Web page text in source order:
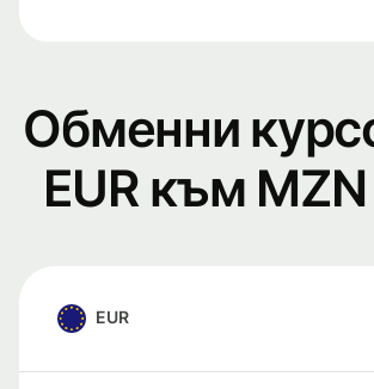
Обменни
EUR към
EUR